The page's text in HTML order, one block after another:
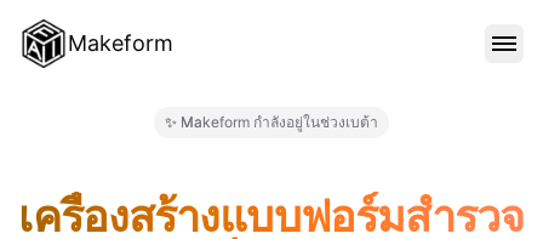
Makeform
✨ Makeform กำลังอยู่ในช่วงเบต้า
เครื่องสร้างแบบฟอร์มสำรวจ